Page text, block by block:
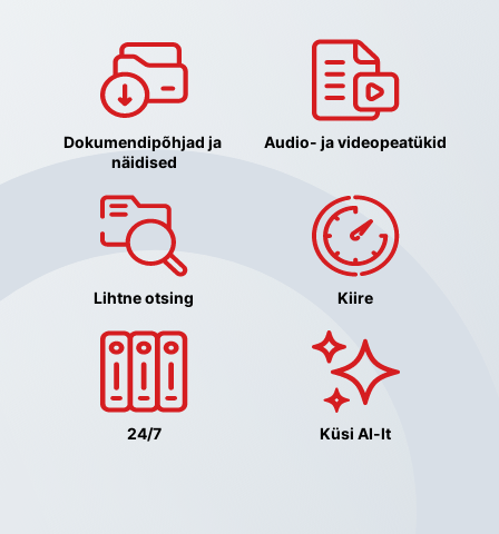
Dokumendipõhjad ja
näidised
Audio- ja videopeatükid
Lihtne otsing Kiire
24/7 Küsi AI-lt